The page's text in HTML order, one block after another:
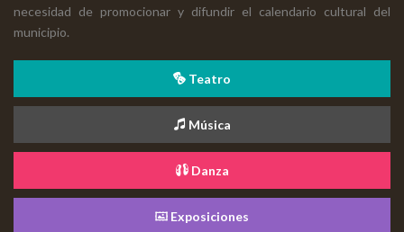
necesidad de promocionar y difundir el calendario cultural del
municipio.
Teatro
Música
Danza
Exposiciones